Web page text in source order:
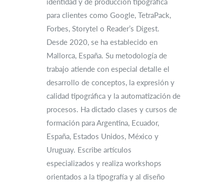
para clientes como Google, TetraPack,
Forbes, Storytel o Reader’s Digest.
Desde 2020, se ha establecido en
Mallorca, España. Su metodología de
trabajo atiende con especial detalle el
desarrollo de conceptos, la expresión y
calidad tipográfica y la automatización de
procesos. Ha dictado clases y cursos de
formación para Argentina, Ecuador,
España, Estados Unidos, México y
Uruguay. Escribe artículos
especializados y realiza workshops
orientados a la tipografía y al diseño